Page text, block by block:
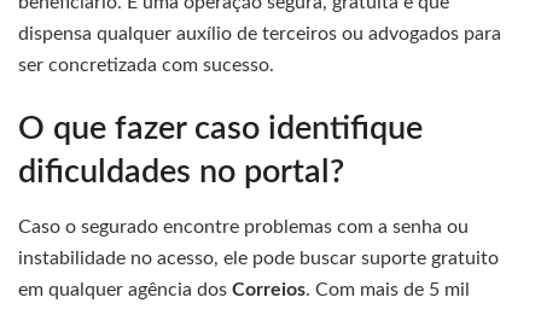
dispensa qualquer auxílio de terceiros ou advogados para
ser concretizada com sucesso.
O que fazer caso identifique
dificuldades no portal?
Caso o segurado encontre problemas com a senha ou
instabilidade no acesso, ele pode buscar suporte gratuito
em qualquer agência dos Correios. Com mais de 5 mil